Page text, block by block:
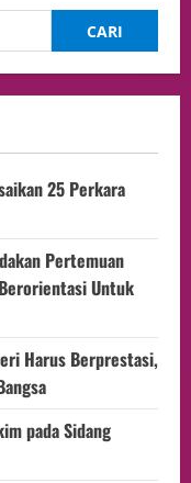
25 Perkara
Pertemuan
Untuk
Harus Berprestasi,
pada Sidang